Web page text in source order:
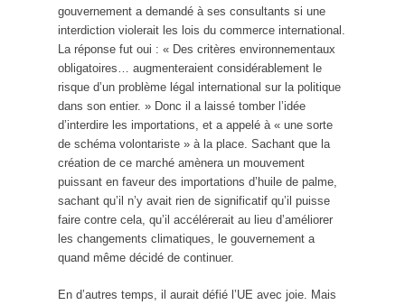
gouvernement a demandé à ses consultants si une
interdiction violerait les lois du commerce international.
La réponse fut oui : « Des critères environnementaux
obligatoires… augmenteraient considérablement le
risque d’un problème légal international sur la politique
dans son entier. » Donc il a laissé tomber l’idée
d’interdire les importations, et a appelé à « une sorte
de schéma volontariste » à la place. Sachant que la
création de ce marché amènera un mouvement
puissant en faveur des importations d’huile de palme,
sachant qu’il n’y avait rien de significatif qu’il puisse
faire contre cela, qu’il accélérerait au lieu d’améliorer
les changements climatiques, le gouvernement a
quand même décidé de continuer.
En d’autres temps, il aurait défié l’UE avec joie. Mais